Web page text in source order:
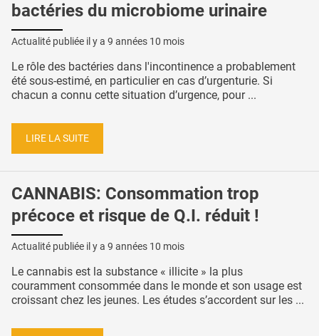
bactéries du microbiome urinaire
Actualité publiée il y a 9 années 10 mois
Le rôle des bactéries dans l'incontinence a probablement
été sous-estimé, en particulier en cas d’urgenturie. Si
chacun a connu cette situation d’urgence, pour ...
LIRE LA SUITE
CANNABIS: Consommation trop
précoce et risque de Q.I. réduit !
Actualité publiée il y a 9 années 10 mois
Le cannabis est la substance « illicite » la plus
couramment consommée dans le monde et son usage est
croissant chez les jeunes. Les études s’accordent sur les ...